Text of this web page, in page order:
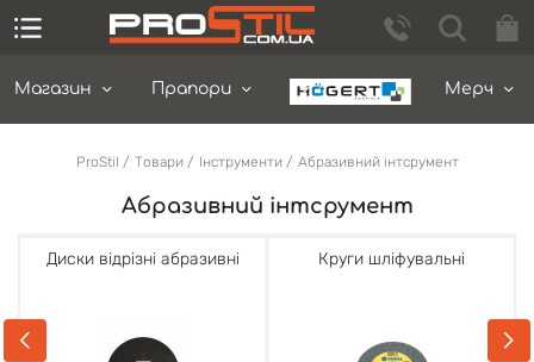
Магазин Прапори Мерч
ProStil Товари Інструменти Абразивний інтсрумент
Абразивний інтсрумент
Диски відрізні абразивні Круги шліфувальні